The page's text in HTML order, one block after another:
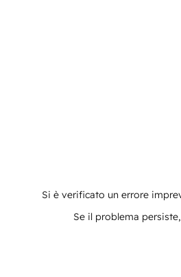
Si è verificato un errore
Se il problema